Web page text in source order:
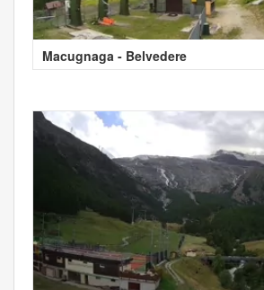
Macugnaga - Belvedere